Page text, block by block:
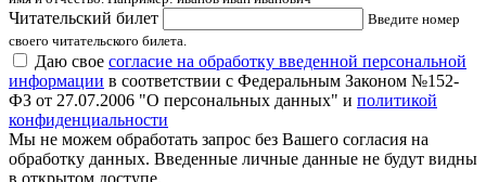
Читательский билет
Введите номер
своего читательского билета.
Даю свое согласие на обработку введенной персональной
информации в соответствии с Федеральным Законом №152-
ФЗ от 27.07.2006 "О персональных данных" и политикой
конфиденциальности
Мы не можем обработать запрос без Вашего согласия на
обработку данных. Введенные личные данные не будут видны
в открытом доступе.